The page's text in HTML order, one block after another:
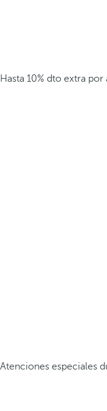
Hasta 10% dto extra
Atenciones especiales